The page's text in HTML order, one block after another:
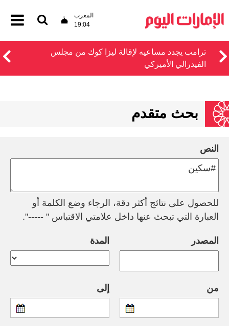
المغرب
19:04
ترامب يجدد مساعيه لإقالة ليزا كوك من مجلس
الفيدرالي الأميركي
بحث متقدم
النص
للحصول على نتائج أكثر دقة، الرجاء وضع الكلمة أو
العبارة التي تبحث عنها داخل علامتي الاقتباس " -----".
المصدر المدة
من إلى